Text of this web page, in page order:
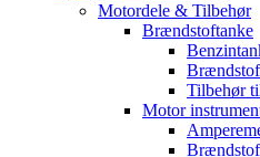
Motordele & Tilbehør
Brændstoftanke
Tilbehør
Motor